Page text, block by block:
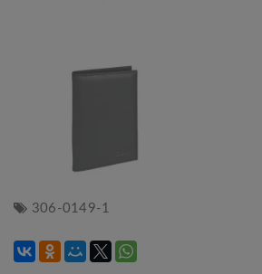
306-0149-1